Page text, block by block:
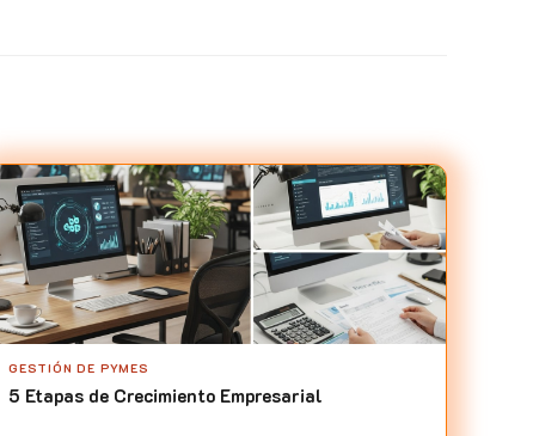
GESTIÓN DE PYMES
5 Etapas de Crecimiento Empresarial